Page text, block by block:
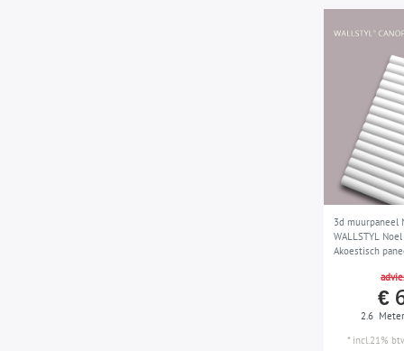
3d muurpaneel
WALLSTYL
Akoestisch
design wit 2,6 m
€
2.6 Meter
* incl.21%